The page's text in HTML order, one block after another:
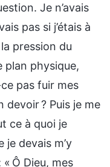
Je n’avais
pas si j’étais à
pression du
plan physique,
ce pas fuir mes
? Puis je me
ce à quoi je
devais m’y
« Ô Dieu, mes